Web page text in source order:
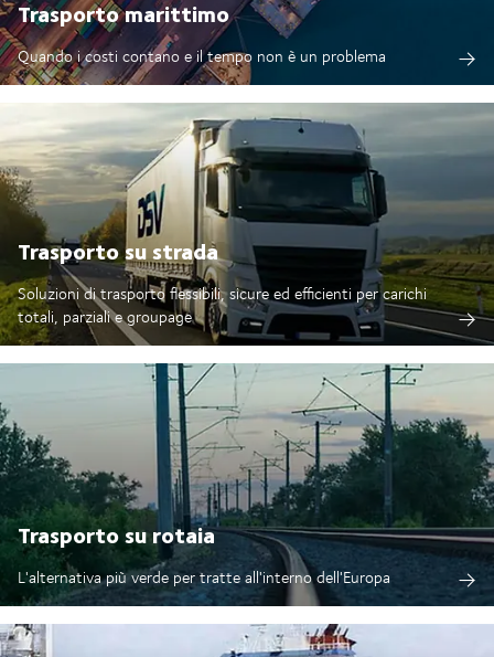
Trasporto marittimo
Quando i costi contano e il tempo non è un problema
Trasporto su strada
Soluzioni di trasporto flessibili, sicure ed efficienti per carichi
totali, parziali e groupage
Trasporto su rotaia
L'alternativa più verde per tratte all'interno dell'Europa